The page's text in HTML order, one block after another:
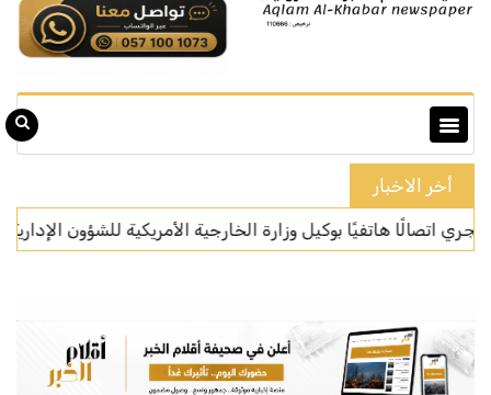
أخر الاخبار
هاتفيًا بوكيل وزارة الخارجية الأمريكية للشؤون الإدارية